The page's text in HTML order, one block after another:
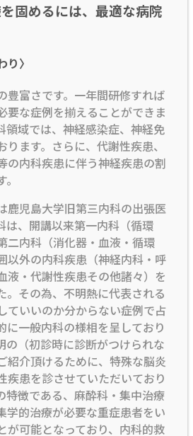
固めるには、最適な病院
り〉
豊富さです。一年間研修すれば
要な症例を揃えることができま
領域では、神経感染症、神経免
ます。さらに、代謝性疾患、
の内科疾患に伴う神経疾患の割
鹿児島大学旧第三内科の出張医
は、開講以来第一内科（循環
二内科（消化器・血液・循環
以外の内科疾患（神経内科・呼
液・代謝性疾患その他諸々）を
。その為、不明熱に代表される
ていいのか分からない症例で占
に一般内科の様相を呈しており
の（初診時に診断がつけられな
紹介頂けるために、特殊な脳炎
疾患を診させていただいており
特徴である、麻酔科・集中治療
学的治療が必要な重症患者をい
が可能となっており、内科的救